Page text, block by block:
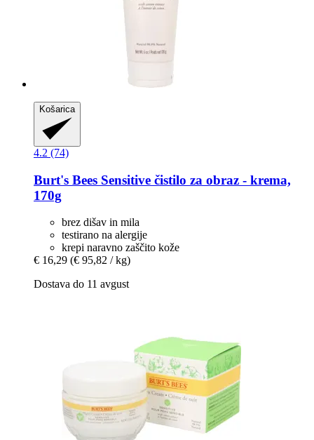
Košarica
4.2 (74)
Burt's Bees Sensitive čistilo za obraz -​ krema,
170g
brez dišav in mila
testirano na alergije
krepi naravno zaščito kože
€ 16,29 (€ 95,82 / kg)
Dostava do 11 avgust